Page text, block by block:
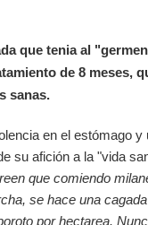
que tenia al
de 8 meses,
sanas.
en el estómago y
su afición a la "vida
que comiendo
se hace una
por hectarea.